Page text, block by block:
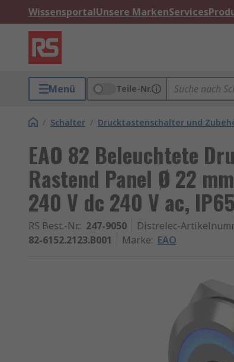
WissensportalUnsere MarkenServices
Menü Teile-Nr.
/ Schalter / Drucktastenschalter und
EAO 82 Beleuchtete
Rastend Panel Ø 22
240 V dc 240 V ac,
RS Best.-Nr.: 247-9050 Distrelec-
82-6152.2123.B001
Marke: EAO